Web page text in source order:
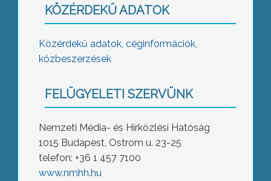
KÖZÉRDEKŰ ADATOK
Közérdekű adatok, céginformációk,
közbeszerzések
FELÜGYELETI SZERVÜNK
Nemzeti Média- és Hírközlési Hatóság
1015 Budapest, Ostrom u. 23-25
telefon: +36 1 457 7100
www.nmhh.hu